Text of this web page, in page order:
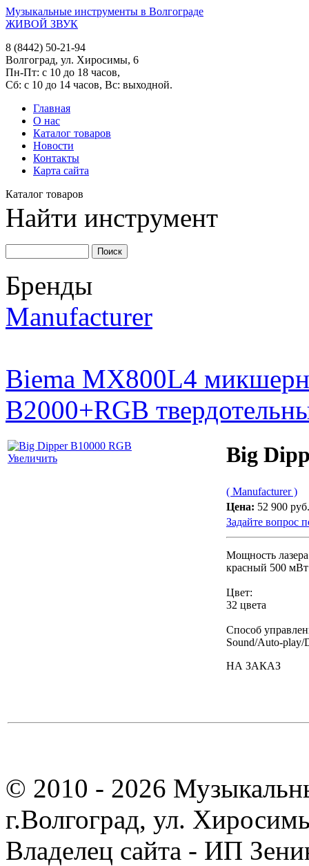
Музыкальные инструменты в Волгограде
ЖИВОЙ ЗВУК
8 (8442) 50-21-94
Волгоград, ул. Хиросимы, 6
Пн-Пт: с 10 до 18 часов,
Сб: с 10 до 14 часов, Вс: выходной.
Главная
О нас
Каталог товаров
Новости
Контакты
Карта сайта
Каталог товаров
Найти инструмент
Бренды
Manufacturer
Biema MX800L4
B2000+RGB
Увеличить Big
( Manufacturer )
Цена: 52 900 руб.
Задайте вопрос
Мощность
красный 500
Цвет:
32 цвета
Способ
Sound/Auto-
НА ЗАКАЗ
© 2010 - 2026
г.Волгоград, ул.
Владелец сайта - ИП